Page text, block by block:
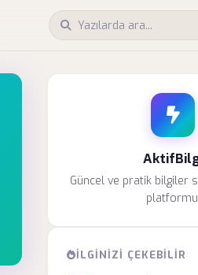
Güncel ve pratik bilgiler
İLGINIZI ÇEKEBILIR